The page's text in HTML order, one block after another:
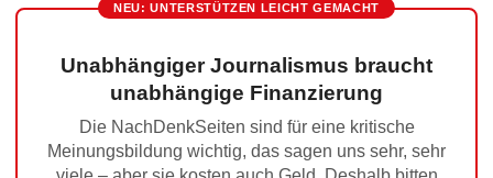
NEU: UNTERSTÜTZEN LEICHT GEMACHT
Unabhängiger Journalismus braucht
unabhängige Finanzierung
Die NachDenkSeiten sind für eine kritische
Meinungsbildung wichtig, das sagen uns sehr, sehr